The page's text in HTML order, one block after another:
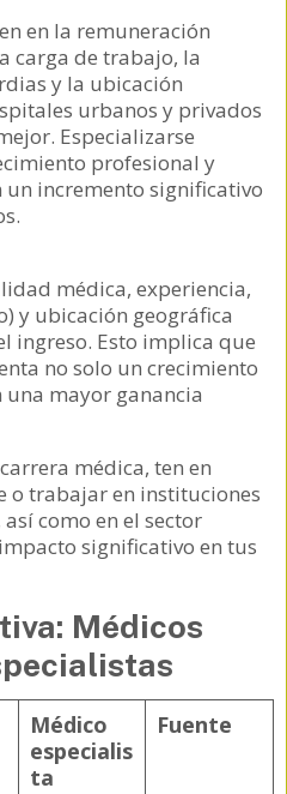
en la remuneración
carga de trabajo, la
y la ubicación
urbanos y privados
Especializarse
profesional y
incremento significativo
médica, experiencia,
y ubicación geográfica
ingreso. Esto implica que
no solo un crecimiento
mayor ganancia
médica, ten en
o trabajar en instituciones
como en el sector
significativo en tus
Médicos
Médico
especialis
ta
Fuente